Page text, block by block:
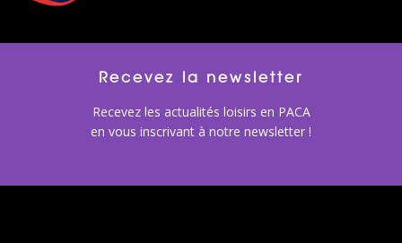
Recevez la newsletter
Recevez les actualités loisirs en PACA
en vous inscrivant à notre newsletter !